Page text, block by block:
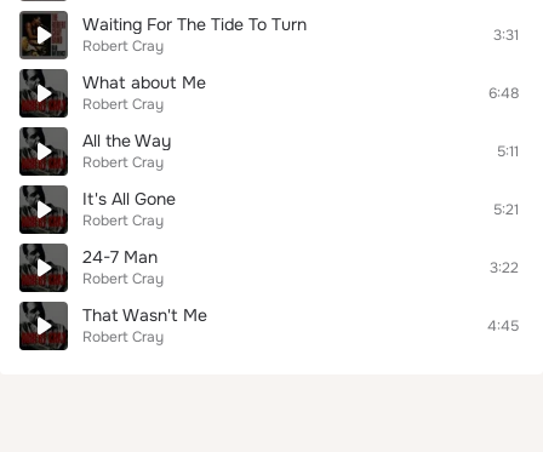
Waiting For The Tide To Turn
Robert Cray
3:31
What about Me
Robert Cray
6:48
All the Way
Robert Cray
5:11
It's All Gone
Robert Cray
5:21
24-7 Man
Robert Cray
3:22
That Wasn't Me
Robert Cray
4:45